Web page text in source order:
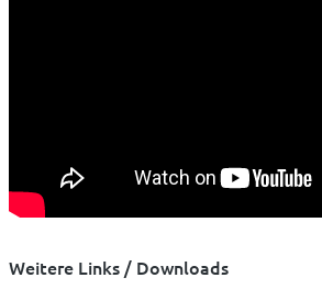
Weitere Links / Downloads